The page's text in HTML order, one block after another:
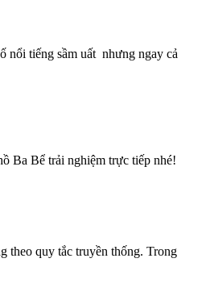
nổi tiếng sầm uất nhưng ngay cả
Ba Bể trải nghiệm trực tiếp nhé!
theo quy tắc truyền thống. Trong